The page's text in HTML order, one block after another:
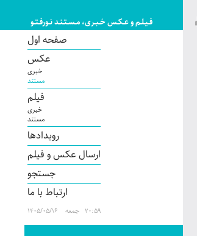
فـیـلـم و عـکـس خـبـری، مـسـتـنـد نـورفـتـو
صفحه اول
عکس
خبری
مستند
فیلم
خبری
مستند
رویدادها
ارسال عکس و فیلم
جستجو
ارتباط با ما
20:59 جمعه 1405/05/16